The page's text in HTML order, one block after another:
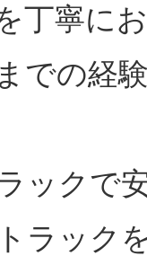
丁寧に
での経
ックで
ラック